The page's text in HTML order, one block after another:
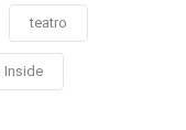
teatro
Inside